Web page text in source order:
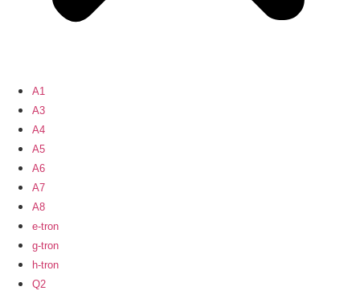
A1
A3
A4
A5
A6
A7
A8
e-tron
g-tron
h-tron
Q2